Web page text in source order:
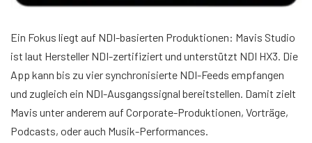
Ein Fokus liegt auf NDI-basierten Produktionen: Mavis Studio
ist laut Hersteller NDI-zertifiziert und unterstützt NDI HX3. Die
App kann bis zu vier synchronisierte NDI-Feeds empfangen
und zugleich ein NDI-Ausgangssignal bereitstellen. Damit zielt
Mavis unter anderem auf Corporate-Produktionen, Vorträge,
Podcasts, oder auch Musik-Performances.